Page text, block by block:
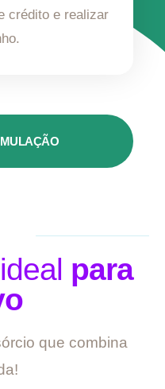
crédito e realizar
para
que combina